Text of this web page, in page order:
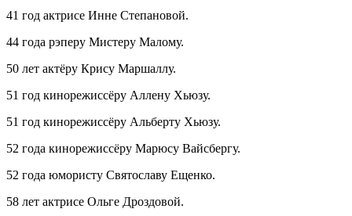
41 год актрисе Инне Степановой.
44 года рэперу Мистеру Малому.
50 лет актёру Крису Маршаллу.
51 год кинорежиссёру Аллену Хьюзу.
51 год кинорежиссёру Альберту Хьюзу.
52 года кинорежиссёру Марюсу Вайсбергу.
52 года юмористу Святославу Ещенко.
58 лет актрисе Ольге Дроздовой.